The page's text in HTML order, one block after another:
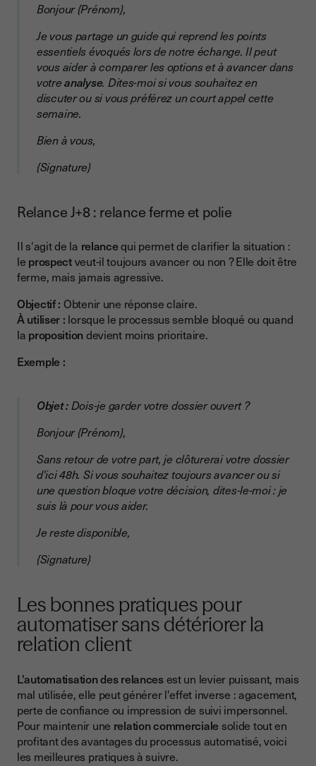
Bonjour {Prénom},
Je vous partage un guide qui reprend les points
essentiels évoqués lors de notre échange. Il peut
vous aider à comparer les options et à avancer dans
votreanalyse. Dites-moi si vous souhaitez en
discuter ou si vous préférez un court appel cette
semaine.
Bien à vous,
{Signature}
Relance J+8 : relance ferme et polie
Il s'agit de la relancequi permet de clarifier la situation :
le prospectveut-il toujours avancer ou non ? Elle doit être
ferme, mais jamais agressive.
Objectif : Obtenir une réponse claire.
À utiliser : lorsque le processus semble bloqué ou quand
la propositiondevient moins prioritaire.
Exemple :
Objet :Dois-je garder votre dossier ouvert ?
Bonjour {Prénom},
Sans retour de votre part, je clôturerai votre dossier
d'ici 48h. Si vous souhaitez toujours avancer ou si
une question bloque votre décision, dites-le-moi : je
suis là pour vous aider.
Je reste disponible,
{Signature}
Les bonnes pratiques pour
automatiser sans détériorer la
relation client
L'automatisation des relancesest un levier puissant, mais
mal utilisée, elle peut générer l'effet inverse : agacement,
perte de confiance ou impression de suivi impersonnel.
Pour maintenir une relation commerciale solide tout en
profitant des avantages du processus automatisé, voici
les meilleures pratiques à suivre.